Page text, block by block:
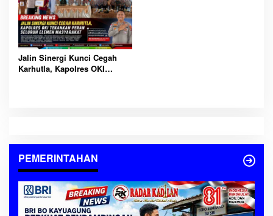
Jalin Sinergi Kunci Cegah
Karhutla, Kapolres OKI
PEMERINTAHAN